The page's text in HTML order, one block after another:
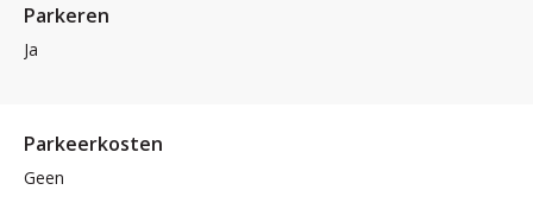
Parkeren
Ja
Parkeerkosten
Geen